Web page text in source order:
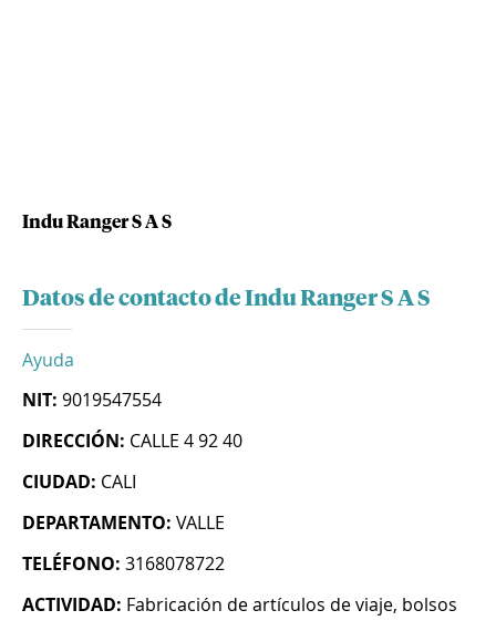
Indu Ranger S A S
Datos de contacto de Indu Ranger S A S
Ayuda
NIT: 9019547554
DIRECCIÓN: CALLE 4 92 40
CIUDAD: CALI
DEPARTAMENTO: VALLE
TELÉFONO: 3168078722
ACTIVIDAD: Fabricación de artículos de viaje, bolsos